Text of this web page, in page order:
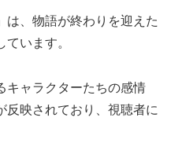
は、物語が終わりを迎えた
ています。
キャラクターたちの感情
反映されており、視聴者に